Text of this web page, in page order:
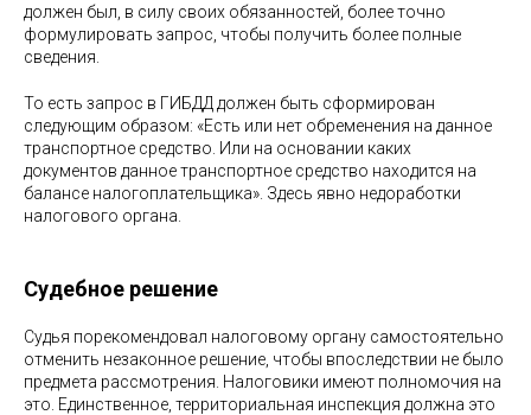
должен был, в силу своих обязанностей, более точно
формулировать запрос, чтобы получить более полные
сведения.
То есть запрос в ГИБДД должен быть сформирован
следующим образом: «Есть или нет обременения на данное
транспортное средство. Или на основании каких
документов данное транспортное средство находится на
балансе налогоплательщика». Здесь явно недоработки
налогового органа.
Судебное решение
Судья порекомендовал налоговому органу самостоятельно
отменить незаконное решение, чтобы впоследствии не было
предмета рассмотрения. Налоговики имеют полномочия на
это. Единственное, территориальная инспекция должна это